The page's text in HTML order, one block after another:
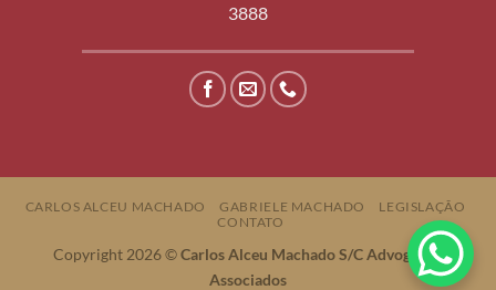
3888
CARLOS ALCEU MACHADO GABRIELE MACHADO
LEGISLAÇÃO
CONTATO
Copyright 2026 ©Carlos Alceu Machado S/C Advogados
Associados